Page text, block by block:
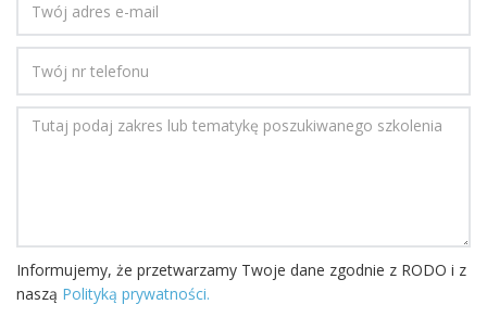
Please leave this field empty.
Informujemy, że przetwarzamy Twoje dane zgodnie z RODO i z
naszą Polityką prywatności.